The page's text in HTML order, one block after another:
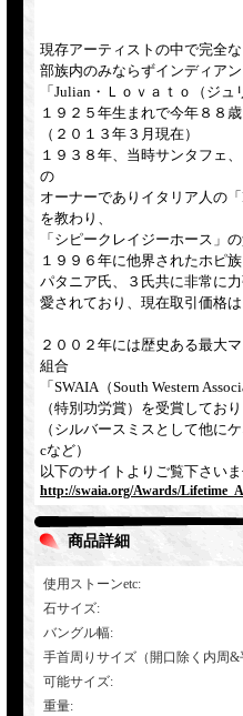
現存アーティストの中で完全
部族内のみならずインディア
「Julian・Ｌｏｖａｔｏ（ジ
１９２５年生まれで今年８８
（２０１３年３月現在）
１９３８年、当時サンタフェ
の
オーナーでありイタリア人の
を教わり、
「シピークレイジーホース」
１９９６年に他界されたホピ
パタニア氏、３氏共に非常に
愛されており、現在取引価格
２００２年には歴史ある最大
組合
「SWAIA（South Western
（特別功労賞）を受賞してお
（シルバースミスとして他に
cなど）
以下のサイトよりご覧下さい
http://swaia.org/Awards/
商品詳細
使用ストーンetc:
石サイズ:
バングル幅:
手首周りサイズ（開口除く内周&
可能サイズ:
重量: